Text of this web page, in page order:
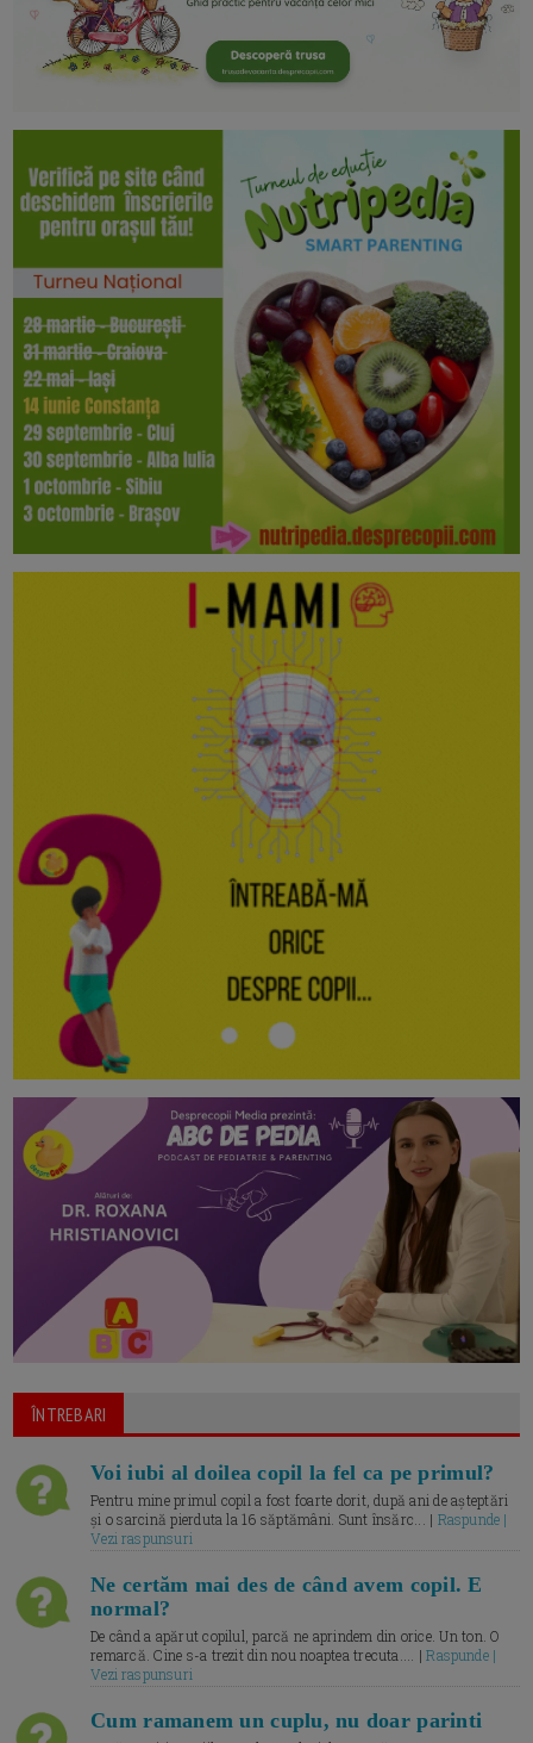
ÎNTREBARI
Voi iubi al doilea copil la fel ca pe primul?
Pentru mine primul copil a fost foarte dorit, după ani de așteptări
și o sarcină pierduta la 16 săptămâni. Sunt însărc... | Raspunde |
Vezi raspunsuri
Ne certăm mai des de când avem copil. E
normal?
De când a apărut copilul, parcă ne aprindem din orice. Un ton. O
remarcă. Cine s-a trezit din nou noaptea trecuta.... |Raspunde |
Vezi raspunsuri
Cum ramanem un cuplu, nu doar parinti